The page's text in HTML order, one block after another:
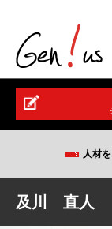
人材
及川 直人